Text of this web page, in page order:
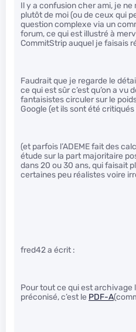
Il y a confusion cher ami, je ne
plutôt de moi (ou de ceux qui
question complexe via un
forum, ce qui est illustré à
CommitStrip auquel je faisais
Faudrait que je regarde le
ce qui est sûr c’est qu’on a vu
fantaisistes circuler sur le
Google (et ils sont été
(et parfois l’ADEME fait des
étude sur la part majoritaire
dans 20 ou 30 ans, qui faisait
certaines peu réalistes voire
fred42 a écrit :
Pour tout ce qui est archivage
préconisé, c’est le PDF-A